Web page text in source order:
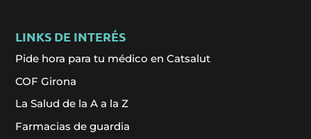
LINKS DE INTERÉS
Pide hora para tu médico en Catsalut
COF Girona
La Salud de la A a la Z
Farmacias de guardia